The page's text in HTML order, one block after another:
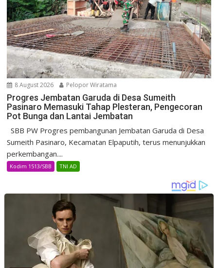
8 August 2026 Pelopor Wiratama
Progres Jembatan Garuda di Desa Sumeith
Pasinaro Memasuki Tahap Plesteran, Pengecoran
Pot Bunga dan Lantai Jembatan
SBB PW Progres pembangunan Jembatan Garuda di Desa
Sumeith Pasinaro, Kecamatan Elpaputih, terus menunjukkan
perkembangan....
Kodim 1513/SBB TNI AD